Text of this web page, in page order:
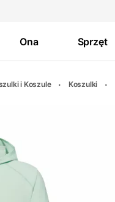
Ona Sprzęt
i Koszule Koszulki